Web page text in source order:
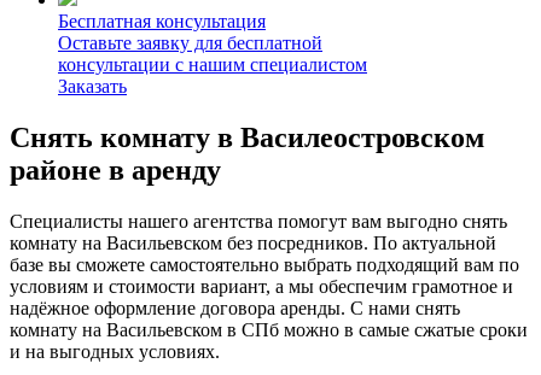
Бесплатная консультация
Оставьте заявку для бесплатной
консультации с нашим специалистом
Заказать
Снять комнату в Василеостровском
районе в аренду
Специалисты нашего агентства помогут вам выгодно снять
комнату на Васильевском без посредников. По актуальной
базе вы сможете самостоятельно выбрать подходящий вам по
условиям и стоимости вариант, а мы обеспечим грамотное и
надёжное оформление договора аренды. С нами снять
комнату на Васильевском в СПб можно в самые сжатые сроки
и на выгодных условиях.